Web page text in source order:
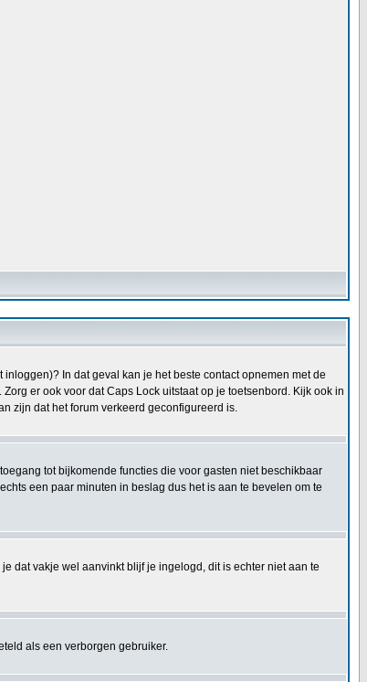
In dat geval kan je het beste contact opnemen met de
er ook voor dat Caps Lock uitstaat op je toetsenbord. Kijk ook in
zijn dat het forum verkeerd geconfigureerd is.
tot bijkomende functies die voor gasten niet beschikbaar
een paar minuten in beslag dus het is aan te bevelen om te
dat vakje wel aanvinkt blijf je ingelogd, dit is echter niet aan te
als een verborgen gebruiker.